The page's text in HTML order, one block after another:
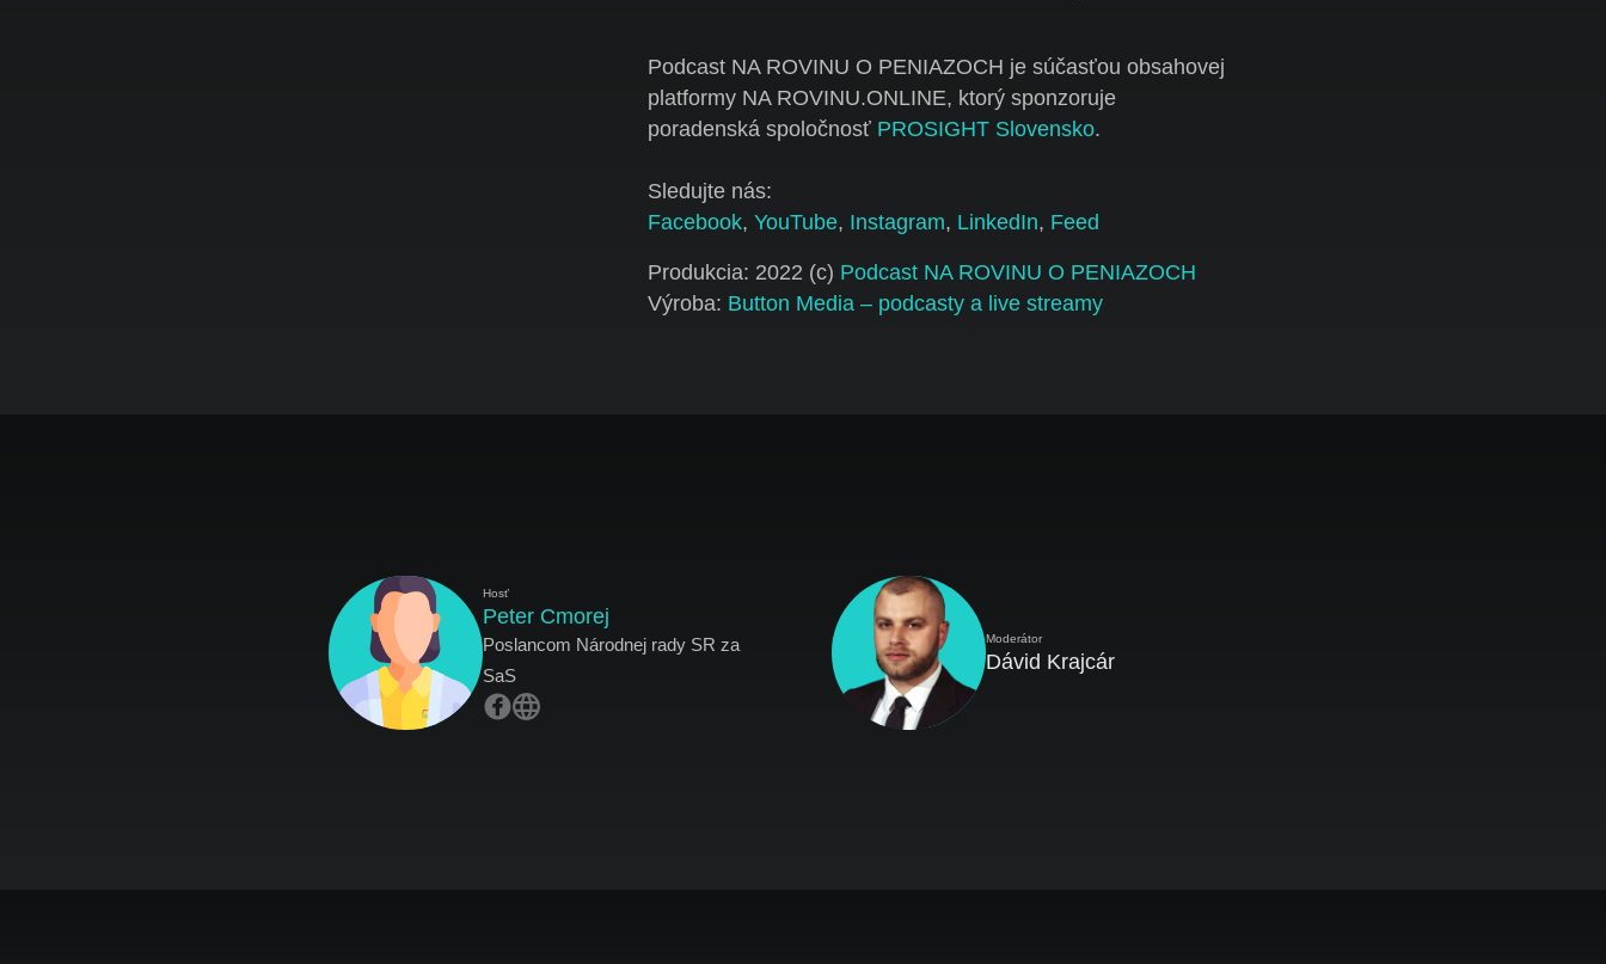
Podcast NA ROVINU O PENIAZOCH je súčasťou obsahovej
platformy NA ROVINU.ONLINE, ktorý sponzoruje
poradenská spoločnosť PROSIGHT Slovensko.
Sledujte nás:
Facebook, YouTube, Instagram, LinkedIn, Feed
Produkcia: 2022 (c) Podcast NA ROVINU O PENIAZOCH
Výroba: Button Media – podcasty a live streamy
Hosť
Peter Cmorej
Poslancom Národnej rady SR za
SaS
Moderátor
Dávid Krajcár